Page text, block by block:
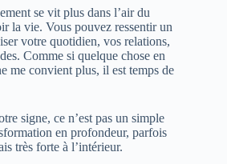
se vit plus dans l’air du
la vie. Vous pouvez ressentir un
votre quotidien, vos relations,
Comme si quelque chose en
me convient plus, il est temps de
signe, ce n’est pas un simple
en profondeur, parfois
très forte à l’intérieur.